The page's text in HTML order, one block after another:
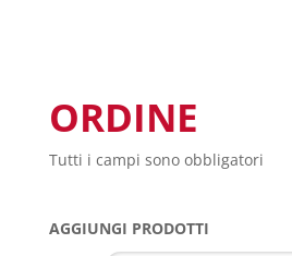
ORDINE
Tutti i campi sono obbligatori
AGGIUNGI PRODOTTI